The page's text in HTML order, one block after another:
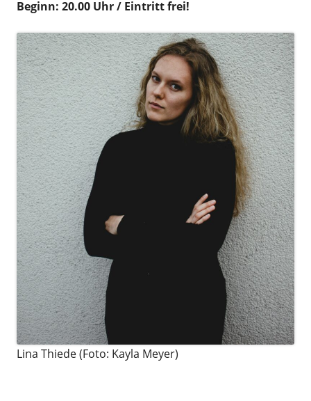
Beginn: 20.00 Uhr / Eintritt frei!
Lina Thiede (Foto: Kayla Meyer)